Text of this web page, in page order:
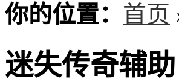
你的位置： 首页
迷失传奇辅